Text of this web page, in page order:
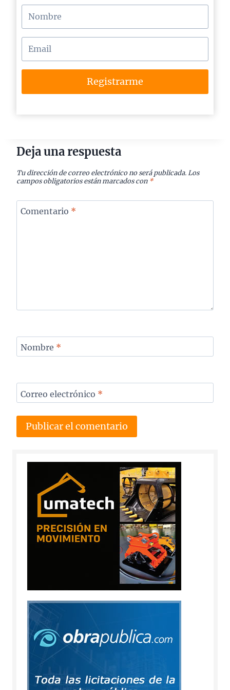
Registrarme
Deja una respuesta
Tu dirección de correo electrónico no será publicada. Los
campos obligatorios están marcados con *
Comentario *
Nombre *
Correo electrónico *